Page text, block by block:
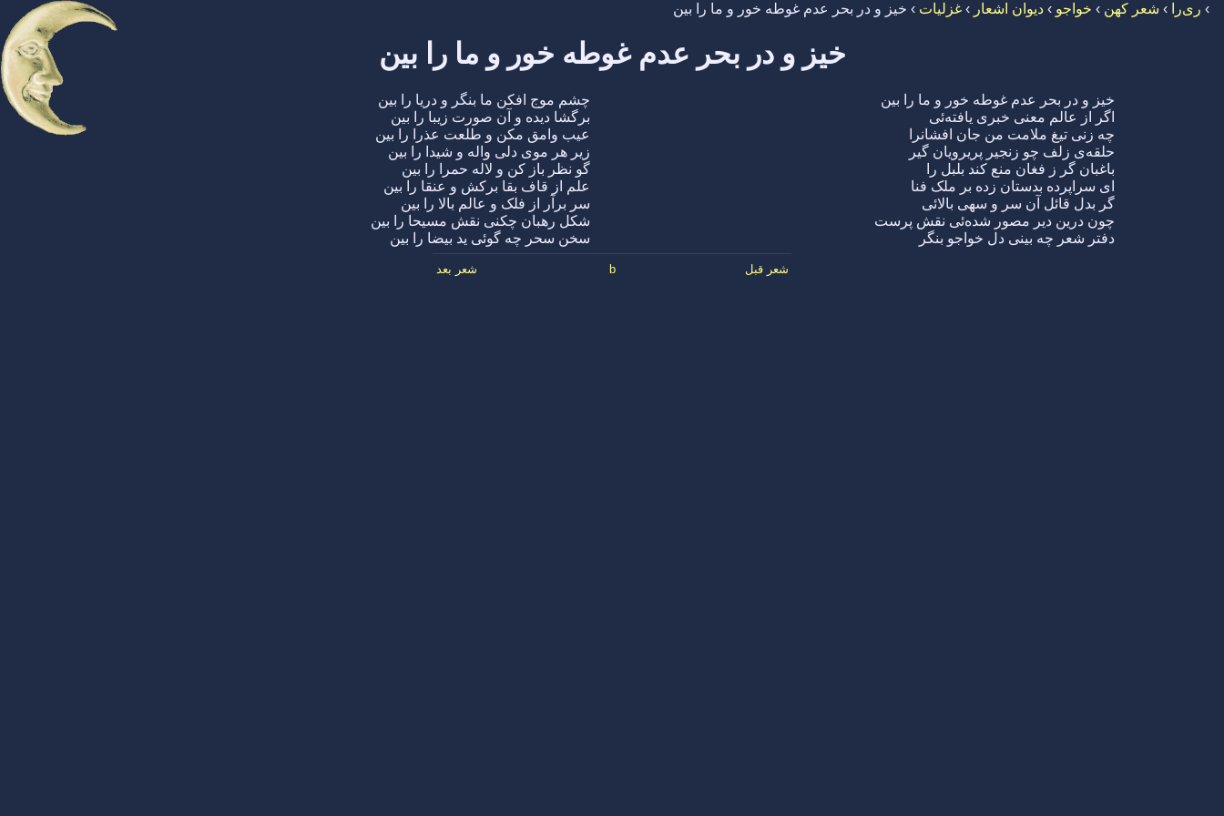
› ری‌را › شعر کهن › خواجو › دیوان اشعار › غزلیات › خیز و در بحر عدم غوطه خور و ما را بین
خیز و در بحر عدم غوطه خور و ما را بین
خیز و در بحر عدم غوطه خور و ما را بین
چشم موج افکن ما بنگر و دریا را بین
اگر از عالم معنی خبری یافته‌ئی
برگشا دیده و آن صورت زیبا را بین
چه زنی تیغ ملامت من جان افشانرا
عیب وامق مکن و طلعت عذرا را بین
حلقه‌ی زلف چو زنجیر پریرویان گیر
زیر هر موی دلی واله و شیدا را بین
باغبان گر ز فغان منع کند بلبل را
گو نظر باز کن و لاله حمرا را بین
ای سراپرده بدستان زده بر ملک فنا
علم از قاف بقا برکش و عنقا را بین
گر بدل قائل آن سر و سهی بالائی
سر برآر از فلک و عالم بالا را بین
چون درین دیر مصور شده‌ئی نقش پرست
شکل رهبان چکنی نقش مسیحا را بین
دفتر شعر چه بینی دل خواجو بنگر
سخن سحر چه گوئی ید بیضا را بین
شعر قبل b شعر بعد